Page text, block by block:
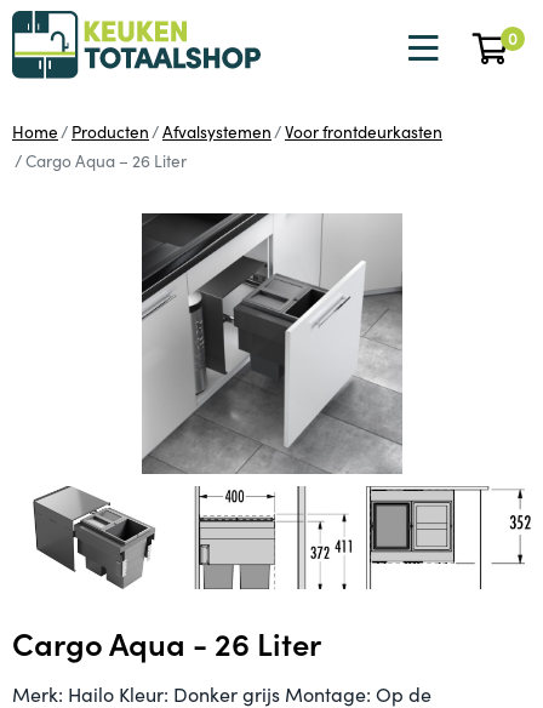
0
Home Producten Afvalsystemen
Voor frontdeurkasten
Cargo Aqua – 26 Liter
Cargo Aqua - 26 Liter
Merk: Hailo Kleur: Donker grijs Montage: Op de